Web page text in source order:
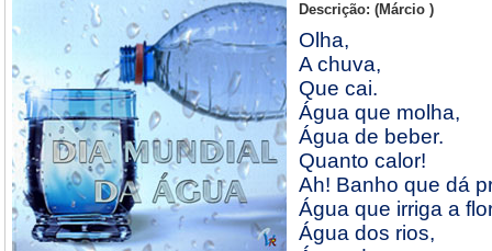
Descrição: (Márcio )
Olha,
A chuva,
Que cai.
Água que molha,
Água de beber.
Quanto calor!
Ah! Banho que dá
Água que irriga a
Água dos rios,